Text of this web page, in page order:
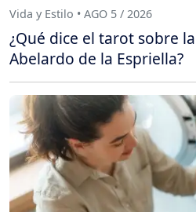
Vida y Estilo • AGO 5 / 2026
¿Qué dice el tarot sobre
Abelardo de la Espriella?